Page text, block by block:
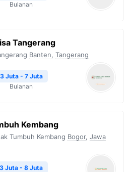
Bulanan
Tangerang
Banten, Tangerang
3 Juta - 7 Juta
Bulanan
Kembang
Tumbuh Kembang Bogor, Jawa
3 Juta - 8 Juta